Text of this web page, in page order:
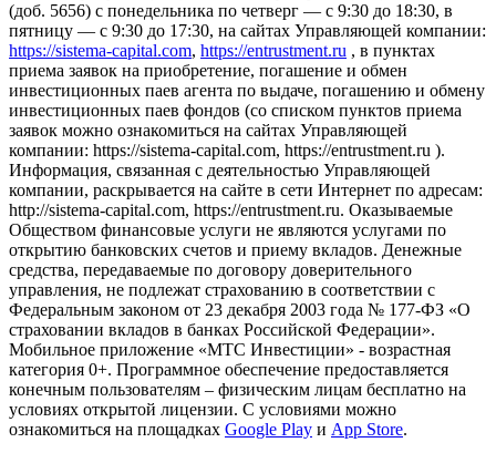
(доб. 5656) с понедельника по четверг — c 9:30 до 18:30, в
пятницу — с 9:30 до 17:30, на сайтах Управляющей компании:
https://sistema-capital.com, https://entrustment.ru , в пунктах
приема заявок на приобретение, погашение и обмен
инвестиционных паев агента по выдаче, погашению и обмену
инвестиционных паев фондов (со списком пунктов приема
заявок можно ознакомиться на сайтах Управляющей
компании: https://sistema-capital.com, https://entrustment.ru ).
Информация, связанная с деятельностью Управляющей
компании, раскрывается на сайте в сети Интернет по адресам:
http://sistema-capital.com, https://entrustment.ru. Оказываемые
Обществом финансовые услуги не являются услугами по
открытию банковских счетов и приему вкладов. Денежные
средства, передаваемые по договору доверительного
управления, не подлежат страхованию в соответствии с
Федеральным законом от 23 декабря 2003 года № 177-ФЗ «О
страховании вкладов в банках Российской Федерации».
Мобильное приложение «МТС Инвестиции» - возрастная
категория 0+. Программное обеспечение предоставляется
конечным пользователям – физическим лицам бесплатно на
условиях открытой лицензии. С условиями можно
ознакомиться на площадках Google Play и App Store.